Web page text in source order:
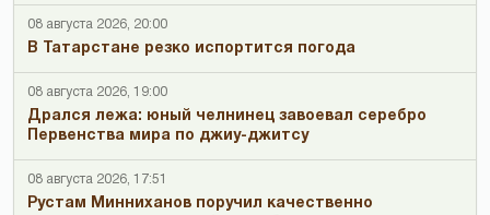
08 августа 2026, 20:00
В Татарстане резко испортится погода
08 августа 2026, 19:00
Дрался лежа: юный челнинец завоевал серебро
Первенства мира по джиу-джитсу
08 августа 2026, 17:51
Рустам Минниханов поручил качественно